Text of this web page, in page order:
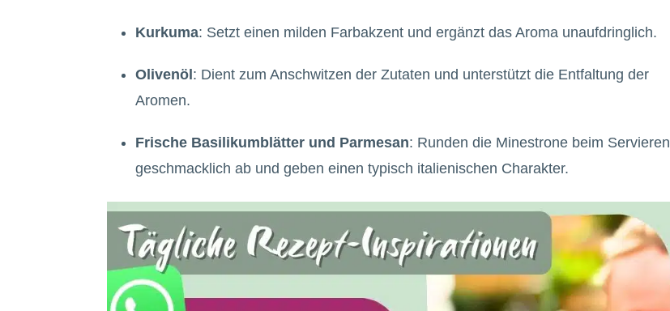
Kurkuma: Setzt einen milden Farbakzent und ergänzt das Aroma unaufdringlich.
Olivenöl : Dient zum Anschwitzen der Zutaten und unterstützt die Entfaltung der
Aromen.
Frische Basilikumblätter und Parmesan: Runden die Minestrone beim Servieren
geschmacklich ab und geben einen typisch italienischen Charakter.